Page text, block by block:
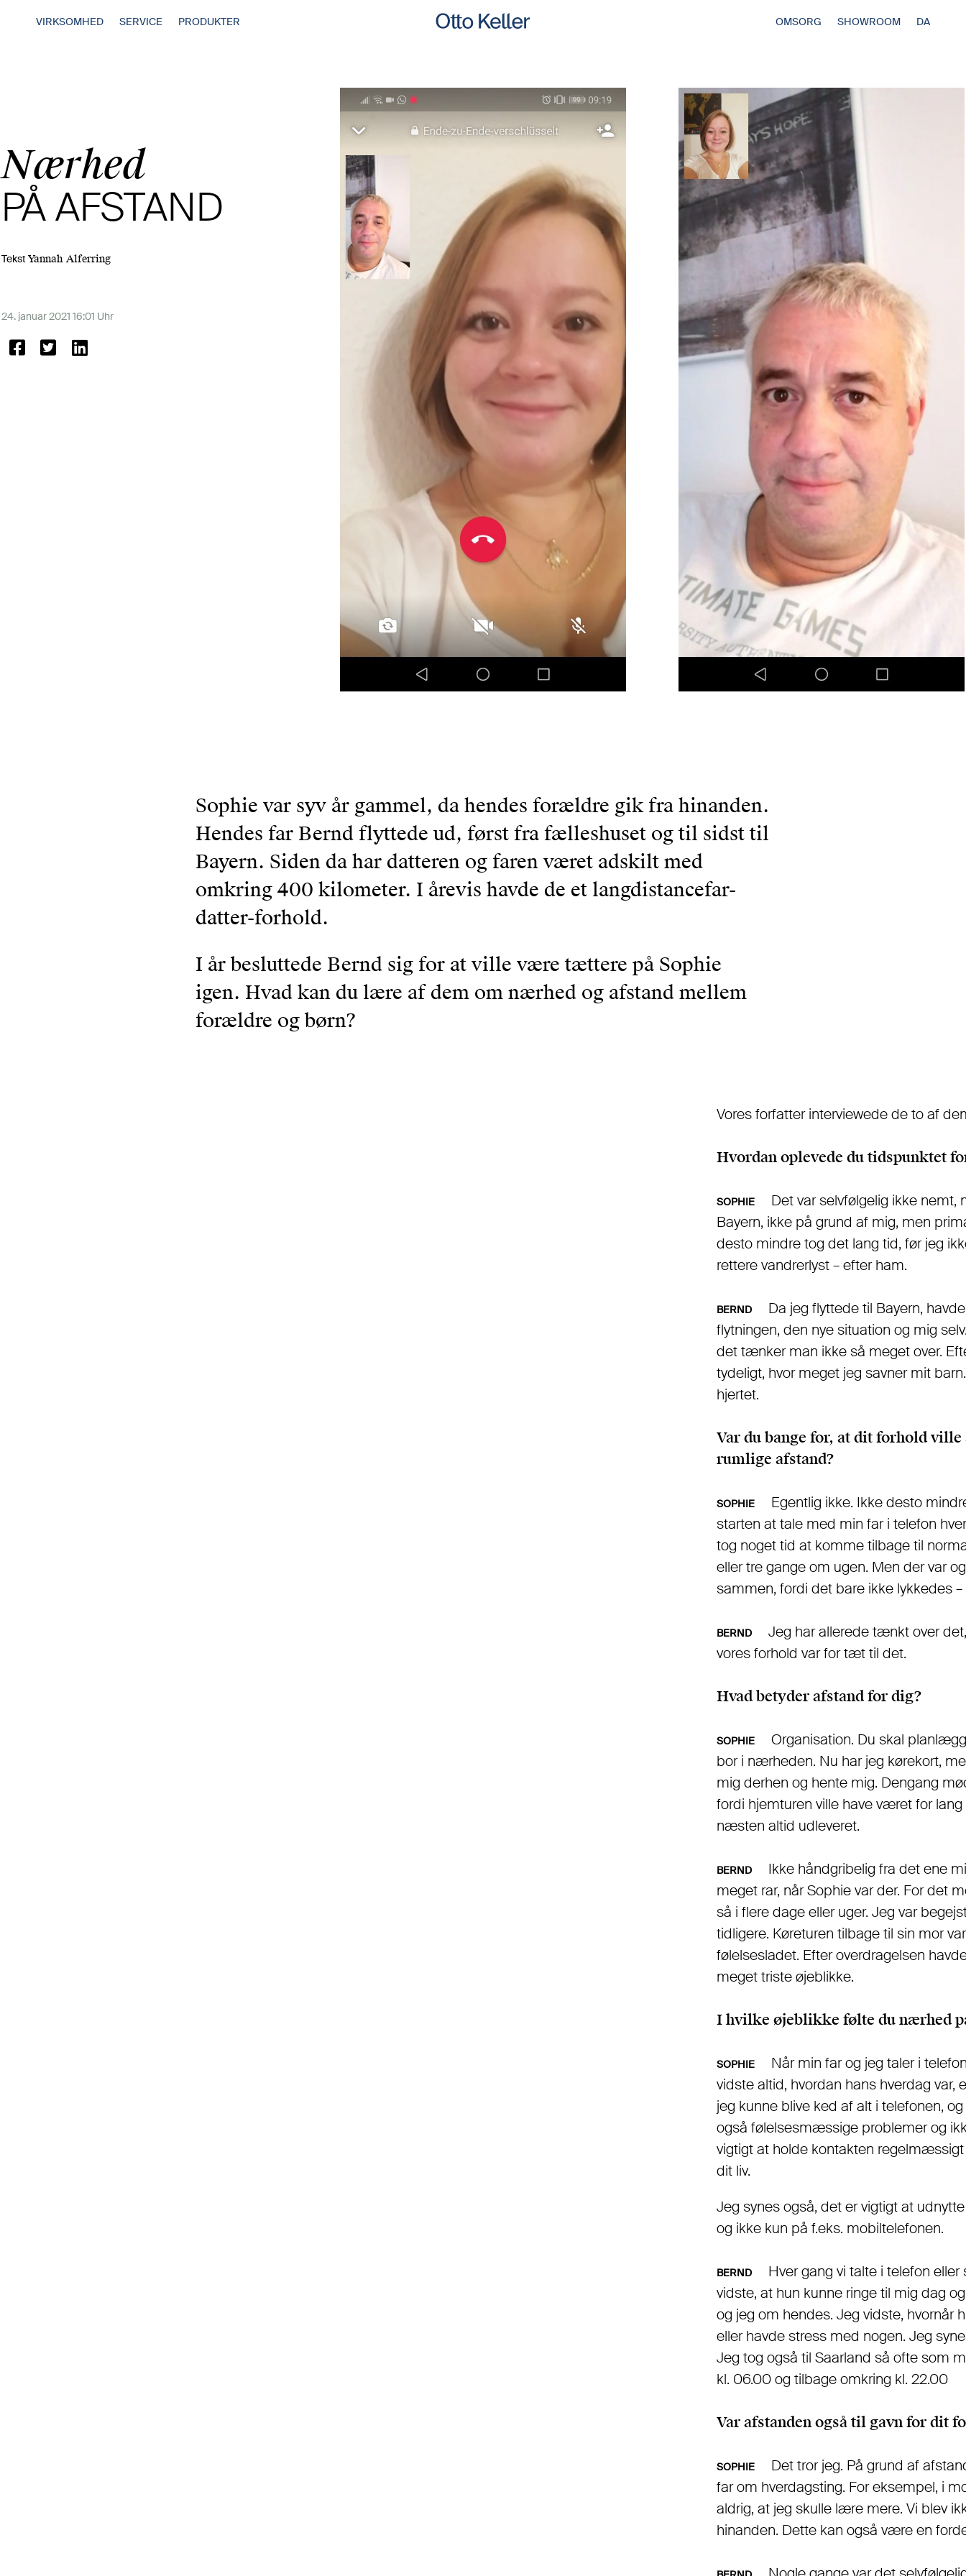
VIRKSOMHED SERVICE PRODUKTER OMSORG SHOWROOM DA
Nærhed
PÅ AFSTAND
Tekst Yannah Alferring
24. januar 2021 16:01 Uhr
Sophie var syv år gammel, da hendes forældre gik fra hinanden.
Hendes far Bernd flyttede ud, først fra fælleshuset og til sidst til
Bayern. Siden da har datteren og faren været adskilt med
omkring 400 kilometer. I årevis havde de et langdistancefar-
datter-forhold.
I år besluttede Bernd sig for at ville være tættere på Sophie
igen. Hvad kan du lære af dem om nærhed og afstand mellem
forældre og børn?
Vores forfatter interviewede de to af
Hvordan oplevede du tidspunktet
SOPHIE
Det var selvfølgelig ikke
Bayern, ikke på grund af mig, men
desto mindre tog det lang tid, før jeg
rettere vandrerlyst – efter ham.
BERND
Da jeg flyttede til Bayern,
flytningen, den nye situation og mig
det tænker man ikke så meget over.
tydeligt, hvor meget jeg savner mit
hjertet.
Var du bange for, at dit forhold
rumlige afstand?
SOPHIE
Egentlig ikke. Ikke desto
starten at tale med min far i telefon
tog noget tid at komme tilbage til
eller tre gange om ugen. Men der var
sammen, fordi det bare ikke lykkedes
BERND
Jeg har allerede tænkt over
vores forhold var for tæt til det.
Hvad betyder afstand for dig?
SOPHIE
Organisation. Du skal
bor i nærheden. Nu har jeg kørekort,
mig derhen og hente mig. Dengang
fordi hjemturen ville have været for
næsten altid udleveret.
BERND
Ikke håndgribelig fra det ene
meget rar, når Sophie var der. For det
så i flere dage eller uger. Jeg var
tidligere. Køreturen tilbage til sin mor
følelsesladet. Efter overdragelsen
meget triste øjeblikke.
I hvilke øjeblikke følte du nærhed
SOPHIE
Når min far og jeg taler i
vidste altid, hvordan hans hverdag var,
jeg kunne blive ked af alt i telefonen,
også følelsesmæssige problemer og
vigtigt at holde kontakten
dit liv.
Jeg synes også, det er vigtigt at
og ikke kun på f.eks. mobiltelefonen.
BERND
Hver gang vi talte i telefon
vidste, at hun kunne ringe til mig dag
og jeg om hendes. Jeg vidste, hvornår
eller havde stress med nogen. Jeg
Jeg tog også til Saarland så ofte som
kl. 06.00 og tilbage omkring kl. 22.00
Var afstanden også til gavn for dit
SOPHIE
Det tror jeg. På grund af
far om hverdagsting. For eksempel, i
aldrig, at jeg skulle lære mere. Vi blev
hinanden. Dette kan også være en